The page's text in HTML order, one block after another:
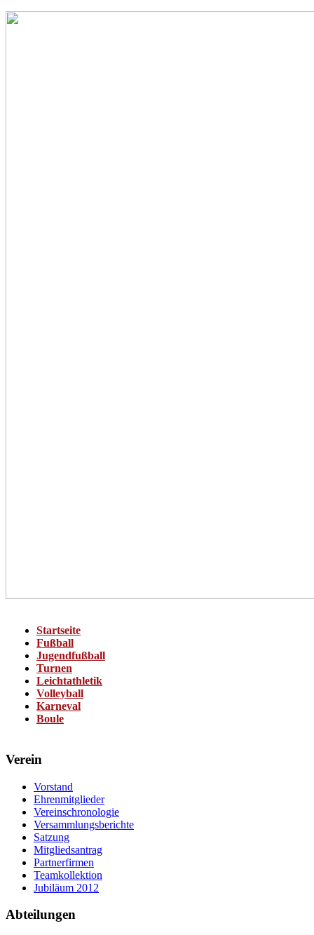
Startseite
Fußball
Jugendfußball
Turnen
Leichtathletik
Volleyball
Karneval
Boule
Verein
Vorstand
Ehrenmitglieder
Vereinschronologie
Versammlungsberichte
Satzung
Mitgliedsantrag
Partnerfirmen
Teamkollektion
Jubiläum 2012
Abteilungen